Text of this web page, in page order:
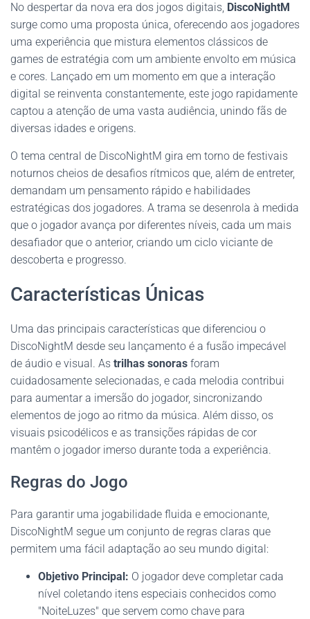
No despertar da nova era dos jogos digitais, DiscoNightM
surge como uma proposta única, oferecendo aos jogadores
uma experiência que mistura elementos clássicos de
games de estratégia com um ambiente envolto em música
e cores. Lançado em um momento em que a interação
digital se reinventa constantemente, este jogo rapidamente
captou a atenção de uma vasta audiência, unindo fãs de
diversas idades e origens.
O tema central de DiscoNightM gira em torno de festivais
noturnos cheios de desafios rítmicos que, além de entreter,
demandam um pensamento rápido e habilidades
estratégicas dos jogadores. A trama se desenrola à medida
que o jogador avança por diferentes níveis, cada um mais
desafiador que o anterior, criando um ciclo viciante de
descoberta e progresso.
Características Únicas
Uma das principais características que diferenciou o
DiscoNightM desde seu lançamento é a fusão impecável
de áudio e visual. As trilhas sonoras foram
cuidadosamente selecionadas, e cada melodia contribui
para aumentar a imersão do jogador, sincronizando
elementos de jogo ao ritmo da música. Além disso, os
visuais psicodélicos e as transições rápidas de cor
mantêm o jogador imerso durante toda a experiência.
Regras do Jogo
Para garantir uma jogabilidade fluida e emocionante,
DiscoNightM segue um conjunto de regras claras que
permitem uma fácil adaptação ao seu mundo digital:
Objetivo Principal: O jogador deve completar cada
nível coletando itens especiais conhecidos como
"NoiteLuzes" que servem como chave para